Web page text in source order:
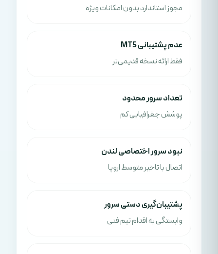
مجوز استاندارد بدون امکانات ویژه
عدم پشتیبانی MT5
فقط ارائه نسخه قدیمی‌تر
تعداد سرور محدود
پوشش جغرافیایی کم
نبود سرور اختصاصی لندن
اتصال با تاخیر متوسط اروپا
پشتیبان‌گیری دستی سرور
وابستگی به اقدام تیم فنی